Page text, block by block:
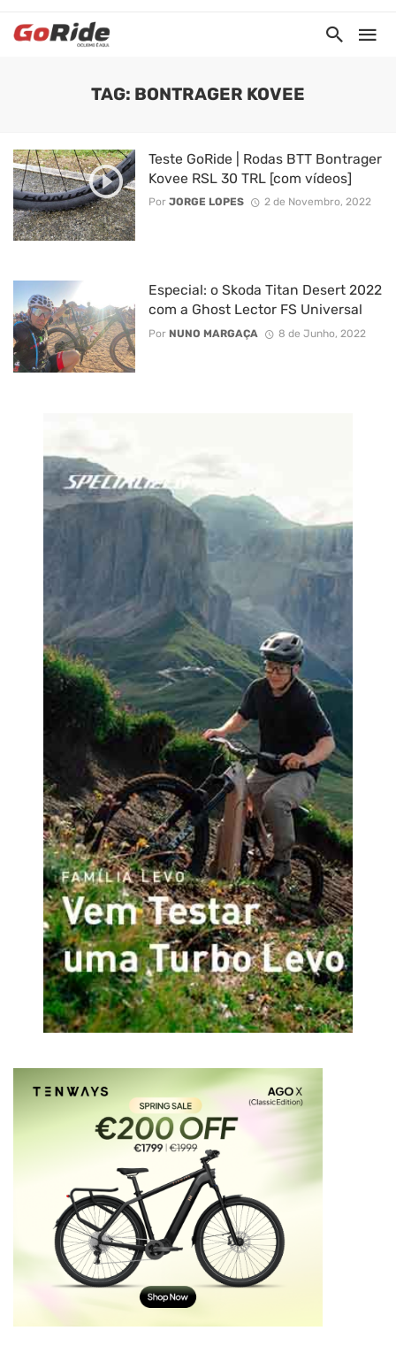
TAG: BONTRAGER KOVEE
Teste GoRide | Rodas BTT Bontrager
Kovee RSL 30 TRL [com vídeos]
Por JORGE LOPES 2 de Novembro, 2022
Especial: o Skoda Titan Desert 2022
com a Ghost Lector FS Universal
Por NUNO MARGAÇA 8 de Junho, 2022